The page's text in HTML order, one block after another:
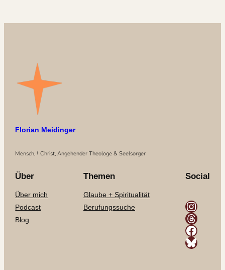
Florian Meidinger
Mensch, † Christ, Angehender Theologe & Seelsorger
Über
Über mich
Podcast
Blog
Themen
Glaube + Spiritualität
Berufungssuche
Social
Instagram
Threads
Facebook
Bluesky